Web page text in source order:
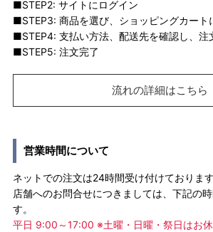
■STEP2: サイトにログイン
■STEP3: 商品を選び、ショッピングカート
■STEP4: 支払い方法、配送先を確認し、注
■STEP5: 注文完了
流れの詳細はこちら
営業時間について
ネットでの注文は24時間受け付けております
店舗へのお問合せにつきましては、下記の
す。
平日 9:00～17:00 ※土曜・日曜・祭日はお